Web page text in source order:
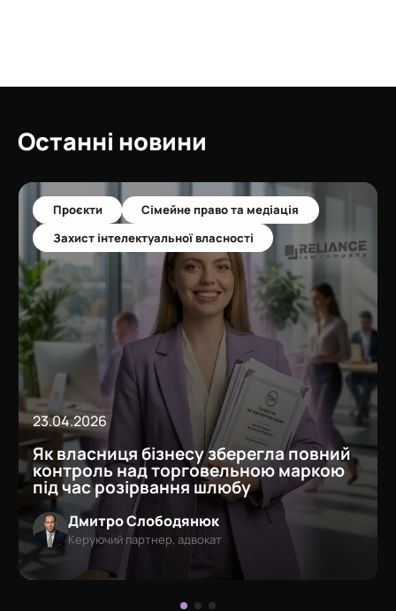
Останні новини
Проєкти
Сімейне право та медіація
Захист інтелектуальної власності
23.04.2026
Як власниця бізнесу зберегла повний
контроль над торговельною маркою
під час розірвання шлюбу
Дмитро Слободянюк
Керуючий партнер, адвокат